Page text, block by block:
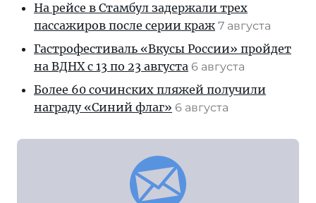
На рейсе в Стамбул задержали трех
пассажиров после серии краж 7 августа
Гастрофестиваль «Вкусы России» пройдет
на ВДНХ с 13 по 23 августа 6 августа
Более 60 сочинских пляжей получили
награду «Синий флаг» 6 августа